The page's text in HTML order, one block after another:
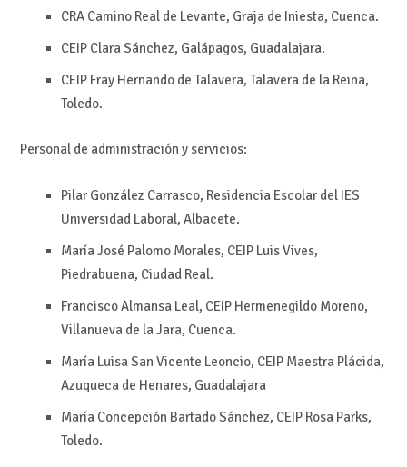
CRA Camino Real de Levante, Graja de Iniesta, Cuenca.
CEIP Clara Sánchez, Galápagos, Guadalajara.
CEIP Fray Hernando de Talavera, Talavera de la Reina,
Toledo.
Personal de administración y servicios:
Pilar González Carrasco, Residencia Escolar del IES
Universidad Laboral, Albacete.
María José Palomo Morales, CEIP Luis Vives,
Piedrabuena, Ciudad Real.
Francisco Almansa Leal, CEIP Hermenegildo Moreno,
Villanueva de la Jara, Cuenca.
María Luisa San Vicente Leoncio, CEIP Maestra Plácida,
Azuqueca de Henares, Guadalajara
María Concepción Bartado Sánchez, CEIP Rosa Parks,
Toledo.